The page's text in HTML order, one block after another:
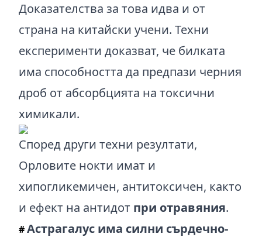
Доказателства за това идва и от
страна на китайски учени. Техни
експерименти доказват, че билката
има способността да предпази черния
дроб от абсорбцията на токсични
химикали.
Според други техни резултати,
Орловите нокти имат и
хипогликемичен, антитоксичен, както
и ефект на антидот при отравяния.
#Астрагалус има силни сърдечно-